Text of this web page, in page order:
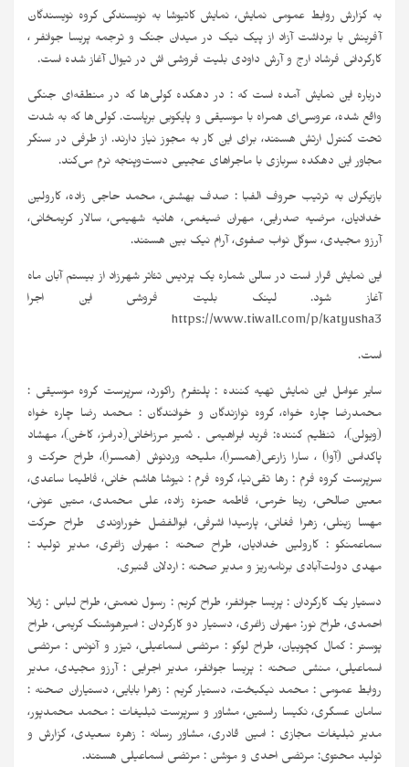
به گزارش روابط عمومی نمایش، نمایش کاتیوشا به نویسندگی گروه نویسندگان
آفرینش با برداشت آزاد از پیک نیک در میدان جنگ و ترجمه پریسا جوانفر ،
کارگردانی فرشاد ارج و آرش داودی بلیت فروشی اش در تیوال آغاز شده است.
درباره این نمایش آمده است که : در دهکده‌ کولی‌ها که در منطقه‌ای جنگی
واقع شده، عروسی‌ای همراه با موسیقی و پایکوبی برپاست. کولی‌ها که به شدت
تحت کنترل ارتش هستند، برای این کار به مجوز نیاز دارند. از طرفی در سنگر
مجاور این دهکده سربازی با ماجراهای عجیبی دست‌وپنجه نرم می‌کند.
بازیگران به ترتیب حروف الفبا : صدف بهشتی، محمد حاجی زاده، کارولین
خدادیان، مرضیه صدرایی، مهران ضیغمی، هانیه شهیمی، سالار کریمخانی،
آرزو مجیدی، سوگل نواب صفوی، آرام نیک بین هستند.
این نمایش قرار است در سالن شماره یک پردیس تئاتر شهرزاد از بیستم آبان ماه
آغاز شود. لینک بلیت فروشی این اجرا
https://www.tiwall.com/p/katyusha3
است.
سایر عوامل این نمایش تهیه کننده : پلتفرم راکورد، سرپرست گروه موسیقی :
محمدرضا چاره‌ خواه، گروه نوازندگان و خوانندگان : محمد رضا چاره خواه
(ویولن)، تنظیم کننده: فرید ابراهیمی . ثمیر مرزاخانی(درامز، کاخن)، مهشاد
پاکدامن (آوا) ، سارا زارعی(همسرا)، ملیحه وردنوش (همسرا)، طراح حرکت و
سرپرست گروه فرم : رها تقی‌نیا، گروه فرم : نیوشا هاشم خانی، فاطیما ساعدی،
معین صالحی، ریتا خرمی، فاطمه حمزه زاده، علی محمدی، متین عونی،
مهسا زینلی، زهرا فغانی، پارمیدا اشرفی، ابوالفضل خوراوندی طراح حرکت
سماعمنکو : کارولین خدادیان، طراح صحنه : مهران زاغری، مدیر تولید :
مهدی دولت‌آبادی برنامه‌ریز و مدیر صحنه : اردلان قنبری.
دستیار یک کارگردان : پریسا جوانفر، طراح گریم : رسول نعمتی، طراح لباس : ژیلا
احمدی، طراح نور: مهران زاغری، دستیار دو کارگردان : امیرهوشنگ کریمی، طراح
پوستر : کمال کچوییان، طراح لوگو : مرتضی اسماعیلی، تیزر و آنونس : مرتضی
اسماعیلی، منشی صحنه : پریسا جوانفر، مدیر اجرایی : آرزو مجیدی، مدیر
روابط عمومی : محمد نیکبخت، دستیار گریم : زهرا بابایی، دستیاران صحنه :
سامان عسگری، نکیسا راستین، مشاور و سرپرست تبلیغات : محمد محمدپور،
مدیر تبلیغات مجازی : امین قادری، مشاور رسانه : زهره سعیدی، گزارش و
تولید محتوی: مرتضی احدی و موشن : مرتضی اسماعیلی هستند.